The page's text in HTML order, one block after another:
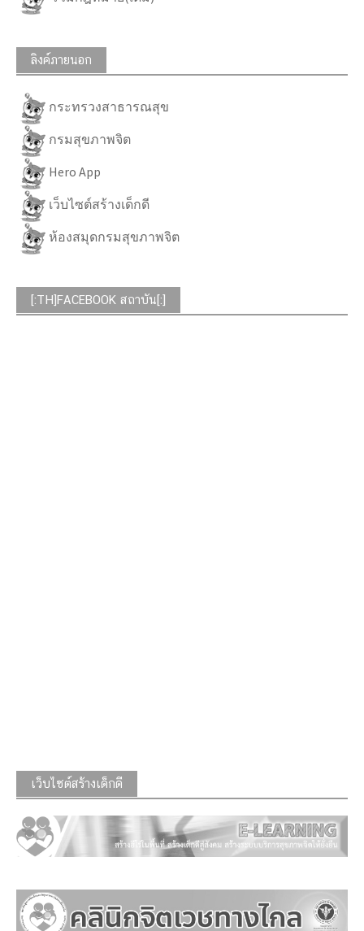
ลิงค์ภายนอก
กระทรวงสาธารณสุข
กรมสุขภาพจิต
Hero App
เว็บไซต์สร้างเด็กดี
ห้องสมุดกรมสุขภาพจิต
[:TH]FACEBOOK สถาบัน[:]
เว็บไซต์สร้างเด็กดี